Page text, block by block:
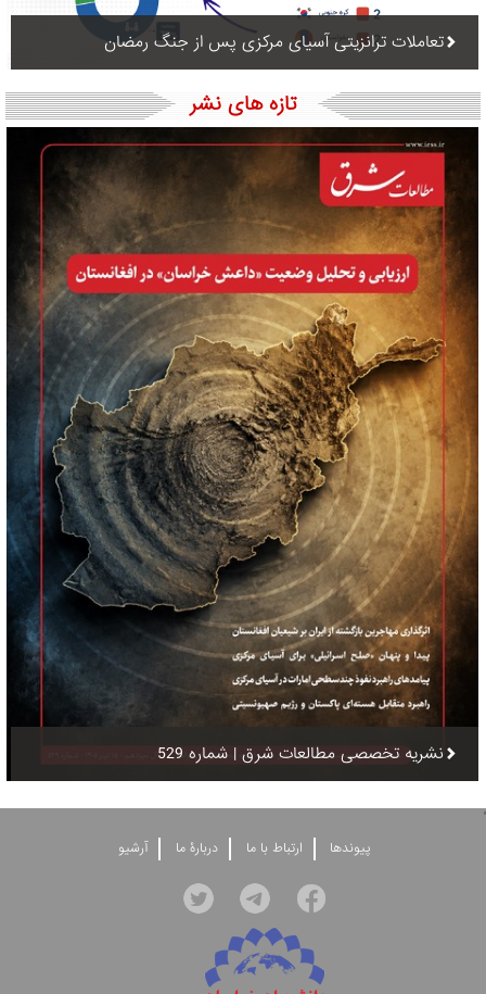
تعاملات ترانزیتی آسیای مرکزی پس از جنگ رمضان
تازه های نشر
نشریه تخصصی مطالعات شرق | شماره 529
'
پيوندها ارتباط با ما دربارۀ ما آرشيو